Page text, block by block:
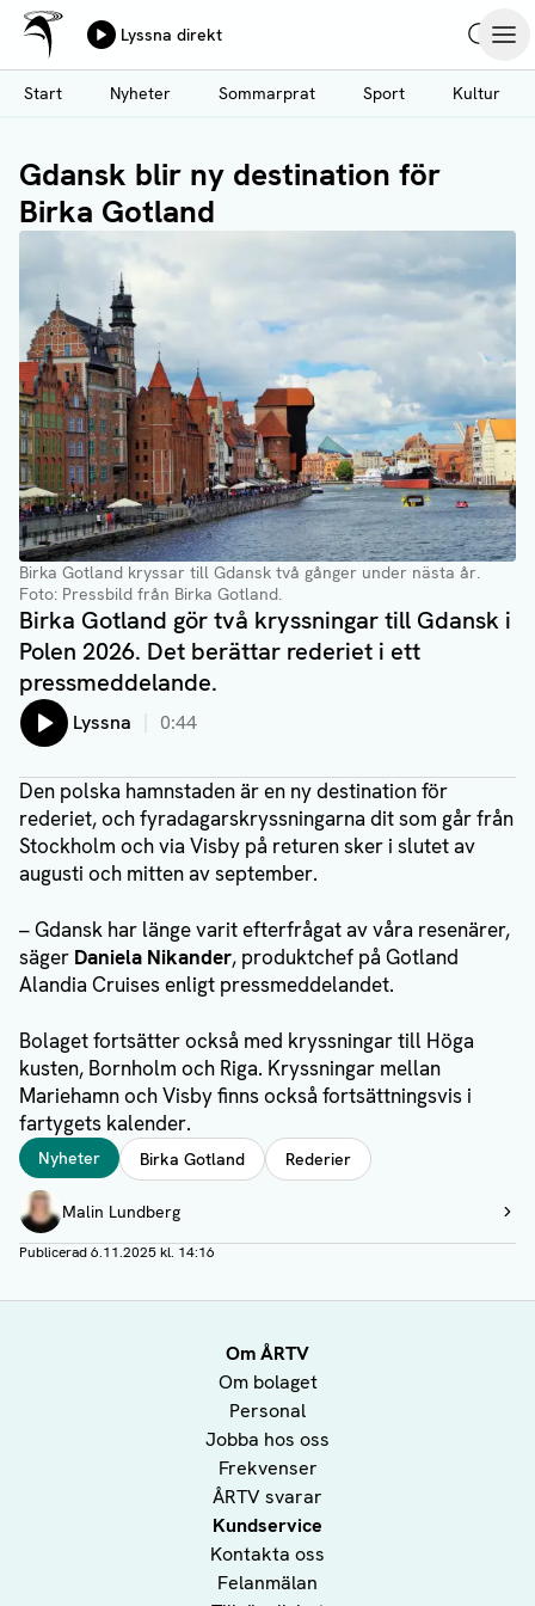
Hoppa
till
huvudinnehåll
Ålands Radio & TV
Lyssna direkt
Start
Nyheter Sommarprat Sport Kultur
Gdansk blir ny destination för
Birka Gotland
Birka Gotland kryssar till Gdansk två gånger under nästa år.
Foto: Pressbild från Birka Gotland.
Birka Gotland gör två kryssningar till Gdansk i
Polen 2026. Det berättar rederiet i ett
pressmeddelande.
Lyssna 0:44
Den polska hamnstaden är en ny destination för
rederiet, och fyradagarskryssningarna dit som går från
Stockholm och via Visby på returen sker i slutet av
augusti och mitten av september.
– Gdansk har länge varit efterfrågat av våra resenärer,
säger Daniela Nikander, produktchef på Gotland
Alandia Cruises enligt pressmeddelandet.
Bolaget fortsätter också med kryssningar till Höga
kusten, Bornholm och Riga. Kryssningar mellan
Mariehamn och Visby finns också fortsättningsvis i
fartygets kalender.
Taggar
Nyheter Birka Gotland Rederier
Författare
Malin Lundberg
Visa profil
Publicerad6.11.2025 kl. 14:16
Om ÅRTV
Om bolaget
Personal
Jobba hos oss
Frekvenser
ÅRTV svarar
Kundservice
Kontakta oss
Felanmälan